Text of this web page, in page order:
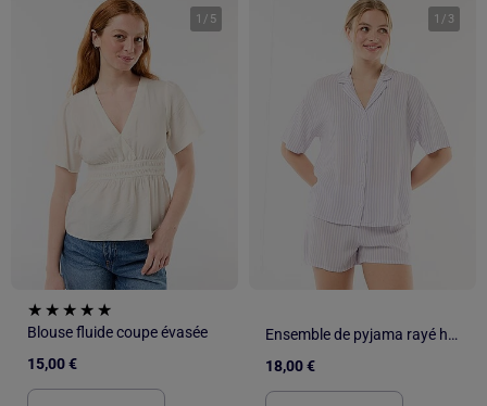
1 / 5
Blouse fluide coupe évasée
15,00 €
1 / 3
Ensemble de pyjama rayé haut + short
18,00 €